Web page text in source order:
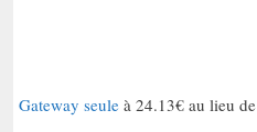
Gateway seule à 24.13€ au lieu